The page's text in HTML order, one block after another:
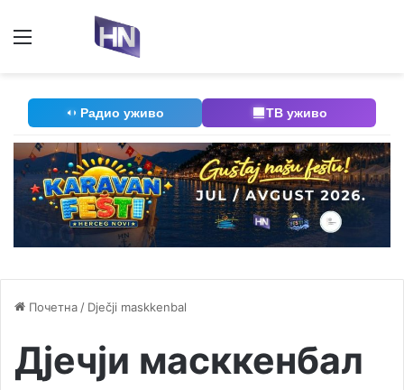
Радио уживо ТВ уживо
Почетна / Dječji maskkenbal
Дјечји масккенбал